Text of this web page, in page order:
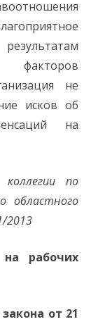
факторов
не
исков об
на
по
областного
2013
рабочих
от 21